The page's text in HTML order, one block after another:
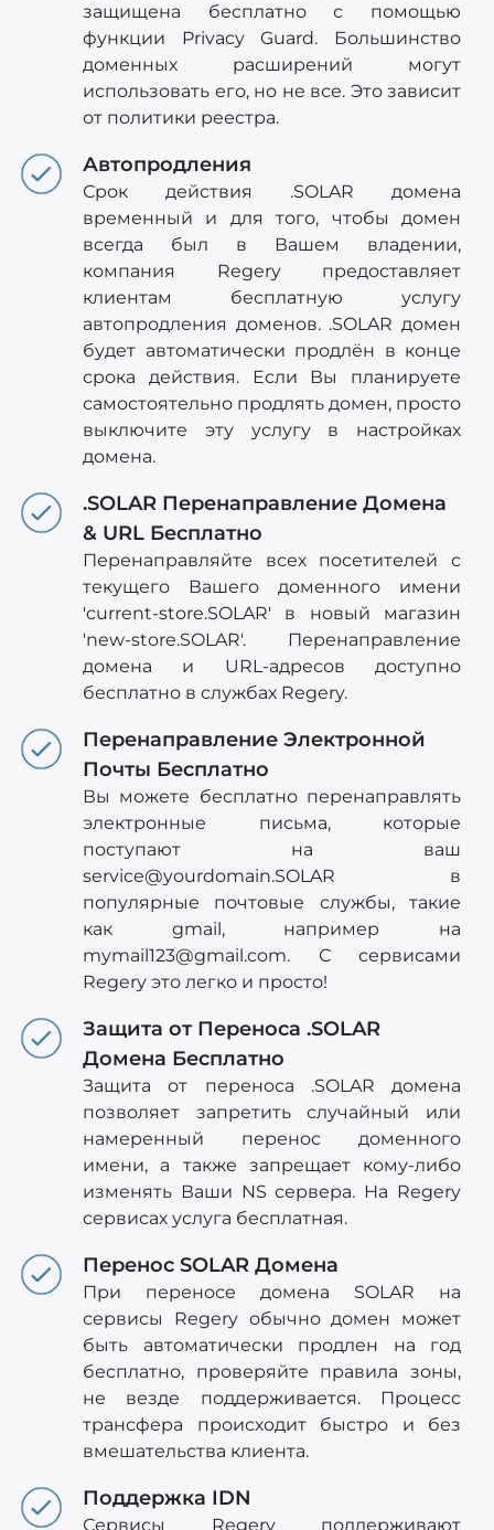
защищена бесплатно с помощью
функции Privacy Guard. Большинство
доменных расширений могут
использовать его, но не все. Это зависит
от политики реестра.
Автопродления
Срок действия .SOLAR домена
временный и для того, чтобы домен
всегда был в Вашем владении,
компания Regery предоставляет
клиентам бесплатную услугу
автопродления доменов. .SOLAR домен
будет автоматически продлён в конце
срока действия. Если Вы планируете
самостоятельно продлять домен, просто
выключите эту услугу в настройках
домена.
.SOLAR Перенаправление Домена
& URL Бесплатно
Перенаправляйте всех посетителей с
текущего Вашего доменного имени
'current-store.SOLAR' в новый магазин
'new-store.SOLAR'. Перенаправление
домена и URL-адресов доступно
бесплатно в службах Regery.
Перенаправление Электронной
Почты Бесплатно
Вы можете бесплатно перенаправлять
электронные письма, которые
поступают на ваш
service@yourdomain.SOLAR в
популярные почтовые службы, такие
как gmail, например на
mymail123@gmail.com. С сервисами
Regery это легко и просто!
Защита от Переноса .SOLAR
Домена Бесплатно
Защита от переноса .SOLAR домена
позволяет запретить случайный или
намеренный перенос доменного
имени, а также запрещает кому-либо
изменять Ваши NS сервера. На Regery
сервисах услуга бесплатная.
Перенос SOLAR Домена
При переносе домена SOLAR на
сервисы Regery обычно домен может
быть автоматически продлен на год
бесплатно, проверяйте правила зоны,
не везде поддерживается. Процесс
трансфера происходит быстро и без
вмешательства клиента.
Поддержка IDN
Сервисы Regery поддерживают